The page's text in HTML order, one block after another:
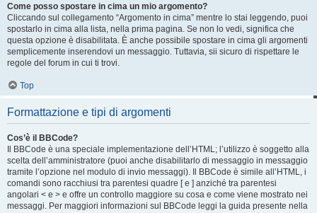
Come posso spostare in cima un mio argomento?
Cliccando sul collegamento “Argomento in cima” mentre lo stai leggendo, puoi
spostarlo in cima alla lista, nella prima pagina. Se non lo vedi, significa che
questa opzione è disabilitata. È anche possibile spostare in cima gli argomenti
semplicemente inserendovi un messaggio. Tuttavia, sii sicuro di rispettare le
regole del forum in cui ti trovi.
Top
Formattazione e tipi di argomenti
Cos’è il BBCode?
Il BBCode è una speciale implementazione dell’HTML; l’utilizzo è soggetto alla
scelta dell’amministratore (puoi anche disabilitarlo di messaggio in messaggio
tramite l’opzione nel modulo di invio messaggi). Il BBCode è simile all’HTML, i
comandi sono racchiusi tra parentesi quadre [ e ] anziché tra parentesi
angolari < e > e offre un controllo maggiore su cosa e come viene mostrato nei
messaggi. Per maggiori informazioni sul BBCode leggi la guida presente nella